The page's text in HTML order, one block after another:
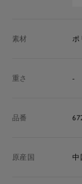
素材 ポ
重さ -
品番
原産国 中